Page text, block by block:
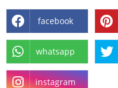
facebook
whatsapp
instagram